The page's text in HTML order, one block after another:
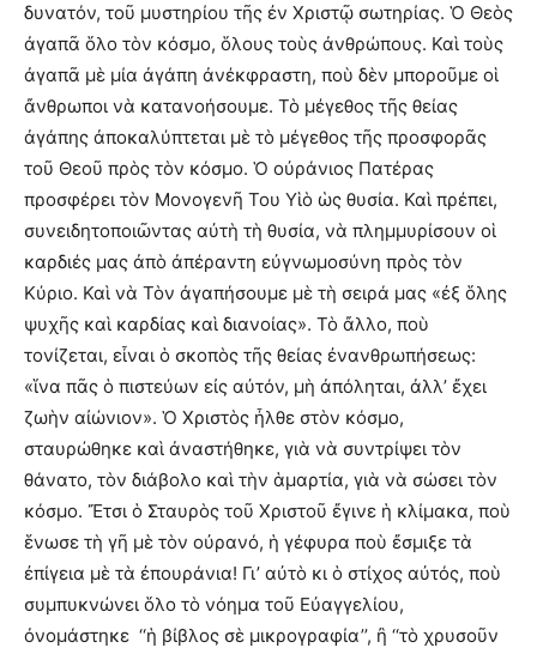
δυνατόν, τοῦ μυστηρίου τῆς ἐν Χριστῷ σωτηρίας. Ὁ Θεὸς
ἀγαπᾶ ὅλο τὸν κόσμο, ὅλους τοὺς ἀνθρώπους. Καὶ τοὺς
ἀγαπᾶ μὲ μία ἀγάπη ἀνέκφραστη, ποὺ δὲν μποροῦμε οἱ
ἄνθρωποι νὰ κατανοήσουμε. Τὸ μέγεθος τῆς θείας
ἀγάπης ἀποκαλύπτεται μὲ τὸ μέγεθος τῆς προσφορᾶς
τοῦ Θεοῦ πρὸς τὸν κόσμο. Ὁ οὐράνιος Πατέρας
προσφέρει τὸν Μονογενῆ Του Υἱὸ ὡς θυσία. Καὶ πρέπει,
συνειδητοποιῶντας αὐτὴ τὴ θυσία, νὰ πλημμυρίσουν οἱ
καρδιές μας ἀπὸ ἀπέραντη εὐγνωμοσύνη πρὸς τὸν
Κύριο. Καὶ νὰ Τὸν ἀγαπήσουμε μὲ τὴ σειρά μας «ἐξ ὅλης
ψυχῆς καὶ καρδίας καὶ διανοίας». Τὸ ἄλλο, ποὺ
τονίζεται, εἶναι ὁ σκοπὸς τῆς θείας ἐνανθρωπήσεως:
«ἵνα πᾶς ὁ πιστεύων εἰς αὐτόν, μὴ ἀπόληται, ἀλλ’ ἔχει
ζωὴν αἰώνιον». Ὁ Χριστὸς ἦλθε στὸν κόσμο,
σταυρώθηκε καὶ ἀναστήθηκε, γιὰ νὰ συντρίψει τὸν
θάνατο, τὸν διάβολο καὶ τὴν ἁμαρτία, γιὰ νὰ σώσει τὸν
κόσμο. Ἔτσι ὁ Σταυρὸς τοῦ Χριστοῦ ἔγινε ἡ κλίμακα, ποὺ
ἕνωσε τὴ γῆ μὲ τὸν οὐρανό, ἡ γέφυρα ποὺ ἔσμιξε τὰ
ἐπίγεια μὲ τὰ ἐπουράνια! Γι’ αὐτὸ κι ὁ στίχος αὐτός, ποὺ
συμπυκνώνει ὅλο τὸ νόημα τοῦ Εὐαγγελίου,
ὀνομάστηκε ‘‘ἡ βίβλος σὲ μικρογραφία’’, ἢ ‘‘τὸ χρυσοῦν